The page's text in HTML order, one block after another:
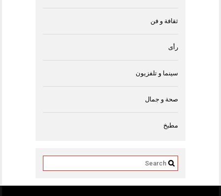
ثقافة و فن
رأى
سينما و تلفزيون
صحة و جمال
مطبخ